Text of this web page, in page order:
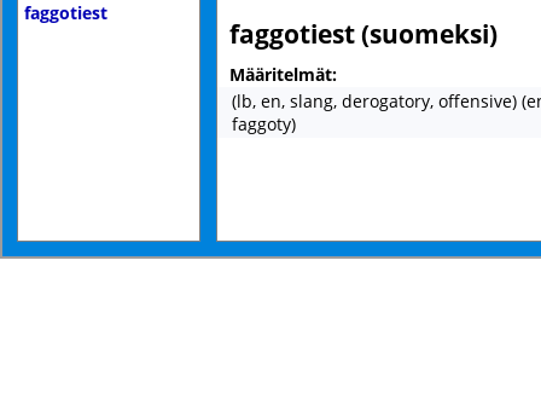
faggotiest
faggotiest (suomeksi)
Määritelmät:
(lb, en, slang, derogatory, offensive)
faggoty)